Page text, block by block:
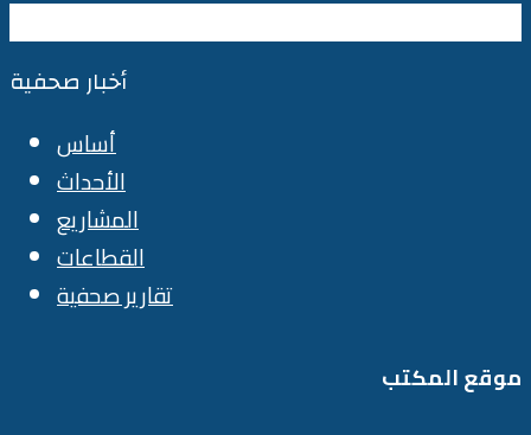
أخبار صحفية
أساس
الأحداث
المشاريع
القطاعات
تقارير صحفية
موقع المكتب